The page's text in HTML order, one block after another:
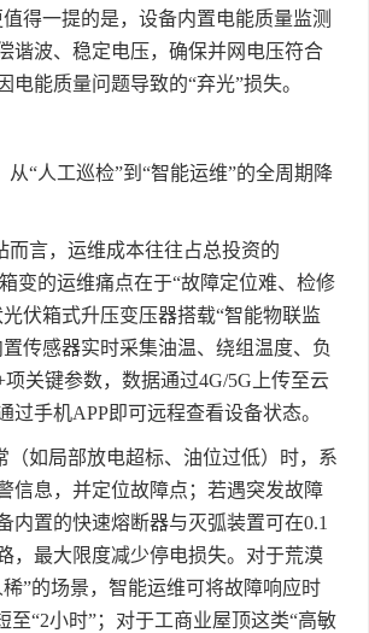
得一提的是，设备内置电能质量监测
谐波、稳定电压，确保并网电压符合
电能质量问题导致的“弃光”损失。
从“人工巡检”到 “智能运维”的全周期降
而言，运维成本往往占总投资的
变的运维痛点在于“故障定位难、检修
伏箱式升压变压器搭载“智能物联监
置传感器实时采集油温、绕组温度、负
项关键参数，数据通过4G/5G 上传至云
过手机APP即可远程查看设备状态。
（如局部放电超标、油位过低）时，系
信息，并定位故障点；若遇突发故障
内置的快速熔断器与灭弧装置可在0.1
，最大限度减少停电损失。对于荒漠
稀”的场景，智能运维可将故障响应时
至“2小时”；对于工商业屋顶这类“高敏